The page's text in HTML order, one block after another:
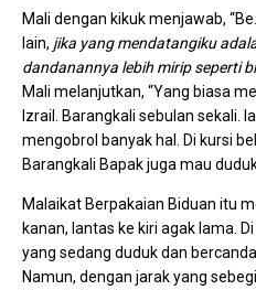
Mali dengan kikuk menjawab,
lain, jika yang mendatangiku
dandanannya lebih mirip seperti
Mali melanjutkan, “Yang biasa
Izrail. Barangkali sebulan sekali.
mengobrol banyak hal. Di kursi
Barangkali Bapak juga mau
Malaikat Berpakaian Biduan itu
kanan, lantas ke kiri agak lama.
yang sedang duduk dan
Namun, dengan jarak yang